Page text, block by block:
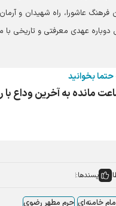
عاشورا، راه شهیدان و
دوباره عهدی معرفتی و تاریخی
حتما بخوانید
مانده به آخرین وداع
پسندها:
خامنه‌ای حرم مطهر رضوی